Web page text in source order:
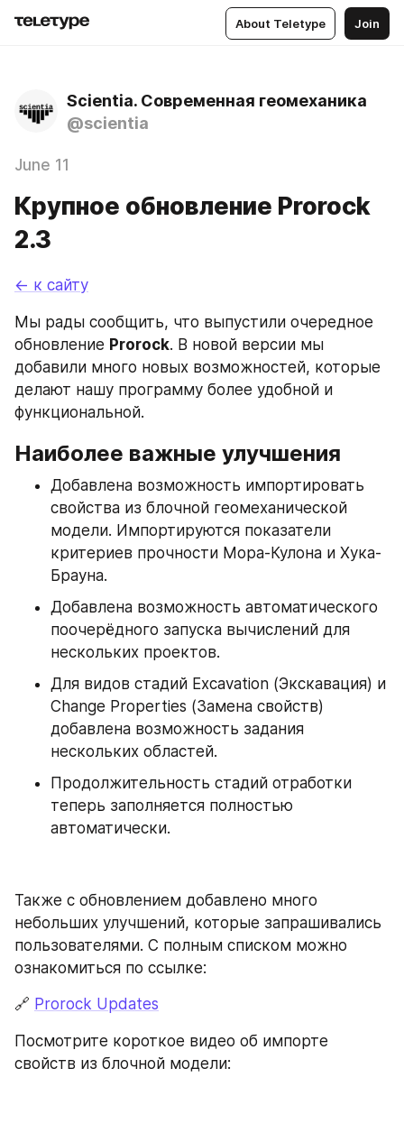
About Teletype Join
Scientia. Современная геомеханика
@scientia
June 11
Крупное обновление Prorock
2.3
← к сайту
Мы рады сообщить, что выпустили очередное
обновление Prorock. В новой версии мы
добавили много новых возможностей, которые
делают нашу программу более удобной и
функциональной.
Наиболее важные улучшения
Добавлена возможность импортировать
свойства из блочной геомеханической
модели. Импортируются показатели
критериев прочности Мора-Кулона и Хука-
Брауна.
Добавлена возможность автоматического
поочерёдного запуска вычислений для
нескольких проектов.
Для видов стадий Excavation (Экскавация) и
Change Properties (Замена свойств)
добавлена возможность задания
нескольких областей.
Продолжительность стадий отработки
теперь заполняется полностью
автоматически.
Также с обновлением добавлено много
небольших улучшений, которые запрашивались
пользователями. С полным списком можно
ознакомиться по ссылке:
🔗 Prorock Updates
Посмотрите короткое видео об импорте
свойств из блочной модели: